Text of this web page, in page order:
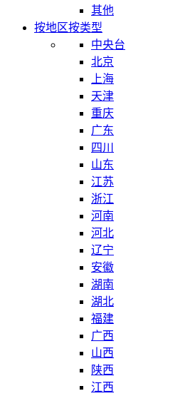
其他
按地区按类型
中央台
北京
上海
天津
重庆
广东
四川
山东
江苏
浙江
河南
河北
辽宁
安徽
湖南
湖北
福建
广西
山西
陕西
江西